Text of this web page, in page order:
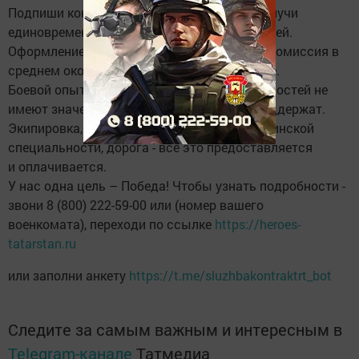
Подпиши контракт на военную службу и получи
единовременную выплату от 2 500 000 рублей.
Оформление займет немного времени, медкомиссия в
среднем около 1,5 часов, всё в одном месте.
Боевой опыт и наличие воинских специальностей не
имеют значения. Тебя научат, помогут и поддержат.
Экипировка, боевое слаживание, подбор воинской
специальности, дорога - всё это предоставляется
и оплачивается.
У нас одна цель – Победа! Чтобы узнать подробности -
звони 8 (800) 222-59-00 или (номер вашего
военкомата), переходи по ссылке https://heroes-
tatarstan.ru
или заполни анкету https://t.me/sluzhbakontraktrt_bot
Следите за самым важным и интересным в
Telegram-канале Татмедиа